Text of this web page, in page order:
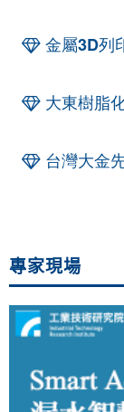
金屬3D列
大東樹脂
台灣大金
專家現場